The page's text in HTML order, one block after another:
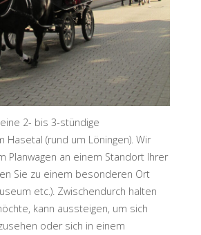
2- bis 3-stündige
Hasetal (rund um Löningen). Wir
Planwagen an einem Standort Ihrer
Sie zu einem besonderen Ort
etc.). Zwischendurch halten
kann aussteigen, um sich
oder sich in einem